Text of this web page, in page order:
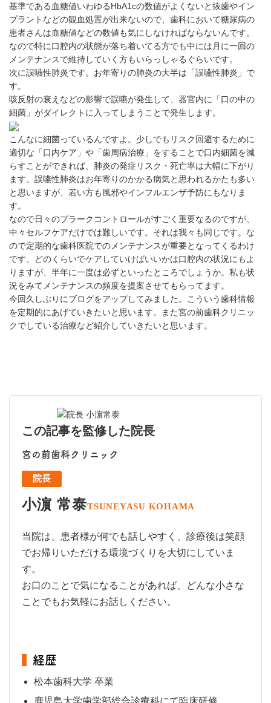
基準である血糖値いわゆるHbA1cの数値がよくないと抜歯やイン
プラントなどの観血処置が出来ないので、歯科において糖尿病の
患者さんは血糖値などの数値も気にしなければならないんです。
なので特に口腔内の状態が落ち着いてる方でも中には月に一回の
メンテナンスで維持していく方もいらっしゃるぐらいです。
次に誤嚥性肺炎です。お年寄りの肺炎の大半は「誤嚥性肺炎」で
す。
咳反射の衰えなどの影響で誤嚥が発生して、器官内に「口の中の
細菌」がダイレクトに入ってしまうことで発生します。
こんなに細菌っているんですよ。少しでもリスク回避するために
適切な「口内ケア」や「歯周病治療」をすることで口内細菌を減
らすことができれば、肺炎の発症リスク・死亡率は大幅に下がり
ます。誤嚥性肺炎はお年寄りのかかる病気と思われるかたも多い
と思いますが、若い方も風邪やインフルエンザ予防にもなりま
す。
なので日々のプラークコントロールがすごく重要なるのですが、
中々セルフケアだけでは難しいです。それは我々も同じです。な
ので定期的な歯科医院でのメンテナンスが重要となってくるわけ
です、どのくらいでケアしていけばいいかは口腔内の状況にもよ
りますが、半年に一度は必ずといったところでしょうか。私も状
況をみてメンテナンスの頻度を提案させてもらってます。
今回久しぶりにブログをアップしてみました。こういう歯科情報
を定期的にあげていきたいと思います。また宮の前歯科クリニッ
クでしている治療など紹介していきたいと思います。
この記事を監修した院長
宮の前歯科クリニック
院長
小濵 常泰TSUNEYASU KOHAMA
当院は、患者様が何でも話しやすく、診療後は笑顔
でお帰りいただける環境づくりを大切にしていま
す。
お口のことで気になることがあれば、どんな小さな
ことでもお気軽にお話しください。
経歴
松本歯科大学 卒業
鹿児島大学歯学部総合診療科にて臨床研修